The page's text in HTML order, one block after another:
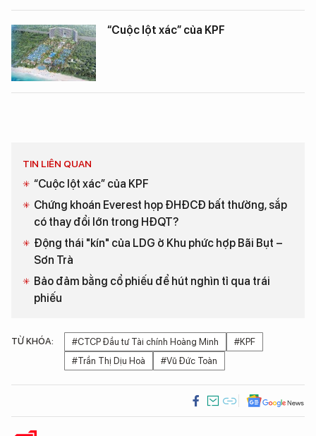
“Cuộc lột xác” của KPF
TIN LIÊN QUAN
“Cuộc lột xác” của KPF
Chứng khoán Everest họp ĐHĐCĐ bất thường, sắp
có thay đổi lớn trong HĐQT?
Động thái "kín" của LDG ở Khu phức hợp Bãi Bụt –
Sơn Trà
Bảo đảm bằng cổ phiếu để hút nghìn tỉ qua trái
phiếu
TỪ KHÓA: #CTCP Đầu tư Tài chính Hoàng Minh
#KPF
#Trần Thị Dịu Hoà
#Vũ Đức Toàn